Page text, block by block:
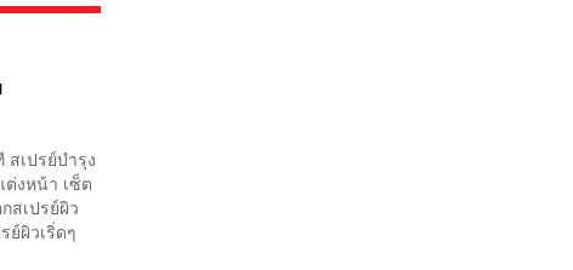
เปรย์บำรุง
ต่งหน้า เซ็ต
สเปรย์ผิว
ย์ผิวเริ่ดๆ